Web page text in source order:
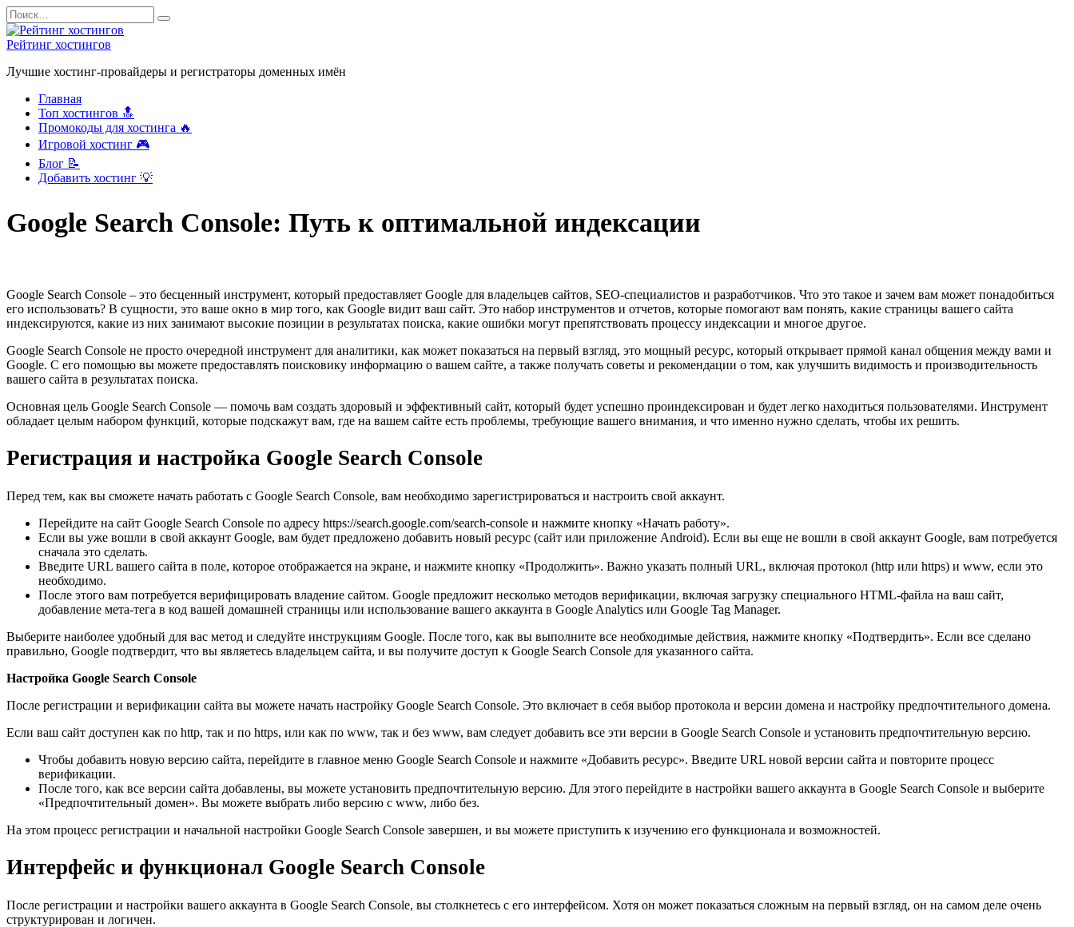
Перейти
к
содержанию
Search
for:
Рейтинг хостингов
Лучшие хостинг-провайдеры и регистраторы доменных имён
Главная
Топ хостингов 🔝
Промокоды для хостинга 🔥
Игровой хостинг 🎮
Блог 📝
Добавить хостинг 💡
Google Search Console: Путь к оптимальной индексации
Google Search Console – это бесценный инструмент, который предоставляет Google для владельцев сайтов, SEO-специалистов и разработчиков. Что это такое и зачем вам может понадобиться
его использовать? В сущности, это ваше окно в мир того, как Google видит ваш сайт. Это набор инструментов и отчетов, которые помогают вам понять, какие страницы вашего сайта
индексируются, какие из них занимают высокие позиции в результатах поиска, какие ошибки могут препятствовать процессу индексации и многое другое.
Google Search Console не просто очередной инструмент для аналитики, как может показаться на первый взгляд, это мощный ресурс, который открывает прямой канал общения между вами и
Google. С его помощью вы можете предоставлять поисковику информацию о вашем сайте, а также получать советы и рекомендации о том, как улучшить видимость и производительность
вашего сайта в результатах поиска.
Основная цель Google Search Console — помочь вам создать здоровый и эффективный сайт, который будет успешно проиндексирован и будет легко находиться пользователями. Инструмент
обладает целым набором функций, которые подскажут вам, где на вашем сайте есть проблемы, требующие вашего внимания, и что именно нужно сделать, чтобы их решить.
Регистрация и настройка Google Search Console
Перед тем, как вы сможете начать работать с Google Search Console, вам необходимо зарегистрироваться и настроить свой аккаунт.
Перейдите на сайт Google Search Console по адресу https://search.google.com/search-console и нажмите кнопку «Начать работу».
Если вы уже вошли в свой аккаунт Google, вам будет предложено добавить новый ресурс (сайт или приложение Android). Если вы еще не вошли в свой аккаунт Google, вам потребуется
сначала это сделать.
Введите URL вашего сайта в поле, которое отображается на экране, и нажмите кнопку «Продолжить». Важно указать полный URL, включая протокол (http или https) и www, если это
необходимо.
После этого вам потребуется верифицировать владение сайтом. Google предложит несколько методов верификации, включая загрузку специального HTML-файла на ваш сайт,
добавление мета-тега в код вашей домашней страницы или использование вашего аккаунта в Google Analytics или Google Tag Manager.
Выберите наиболее удобный для вас метод и следуйте инструкциям Google. После того, как вы выполните все необходимые действия, нажмите кнопку «Подтвердить». Если все сделано
правильно, Google подтвердит, что вы являетесь владельцем сайта, и вы получите доступ к Google Search Console для указанного сайта.
Настройка Google Search Console
После регистрации и верификации сайта вы можете начать настройку Google Search Console. Это включает в себя выбор протокола и версии домена и настройку предпочтительного домена.
Если ваш сайт доступен как по http, так и по https, или как по www, так и без www, вам следует добавить все эти версии в Google Search Console и установить предпочтительную версию.
Чтобы добавить новую версию сайта, перейдите в главное меню Google Search Console и нажмите «Добавить ресурс». Введите URL новой версии сайта и повторите процесс
верификации.
После того, как все версии сайта добавлены, вы можете установить предпочтительную версию. Для этого перейдите в настройки вашего аккаунта в Google Search Console и выберите
«Предпочтительный домен». Вы можете выбрать либо версию с www, либо без.
На этом процесс регистрации и начальной настройки Google Search Console завершен, и вы можете приступить к изучению его функционала и возможностей.
Интерфейс и функционал Google Search Console
После регистрации и настройки вашего аккаунта в Google Search Console, вы столкнетесь с его интерфейсом. Хотя он может показаться сложным на первый взгляд, он на самом деле очень
структурирован и логичен.